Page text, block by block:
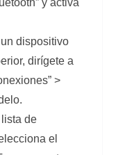
dispositivo
dirígete a
>
de
el